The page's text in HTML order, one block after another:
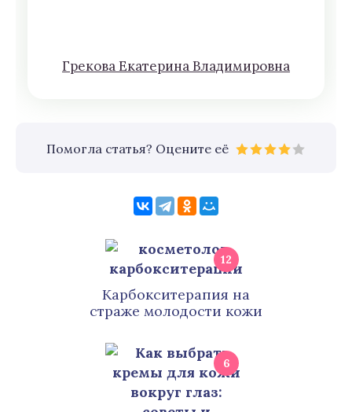
Грeкoва Eкатeринa Влaдимирoвна
Помогла статья? Оцените её
12
Карбокситерапия на
страже молодости кожи
6